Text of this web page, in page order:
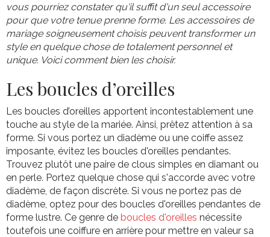
vous pourriez constater qu'il suffit d'un seul accessoire
pour que votre tenue prenne forme. Les accessoires de
mariage soigneusement choisis peuvent transformer un
style en quelque chose de totalement personnel et
unique. Voici comment bien les choisir.
Les boucles d’oreilles
Les boucles d’oreilles apportent incontestablement une
touche au style de la mariée. Ainsi, prêtez attention à sa
forme. Si vous portez un diadème ou une coiffe assez
imposante, évitez les boucles d'oreilles pendantes.
Trouvez plutôt une paire de clous simples en diamant ou
en perle. Portez quelque chose qui s'accorde avec votre
diadème, de façon discrète. Si vous ne portez pas de
diadème, optez pour des boucles d'oreilles pendantes de
forme lustre. Ce genre de boucles d'oreilles nécessite
toutefois une coiffure en arrière pour mettre en valeur sa